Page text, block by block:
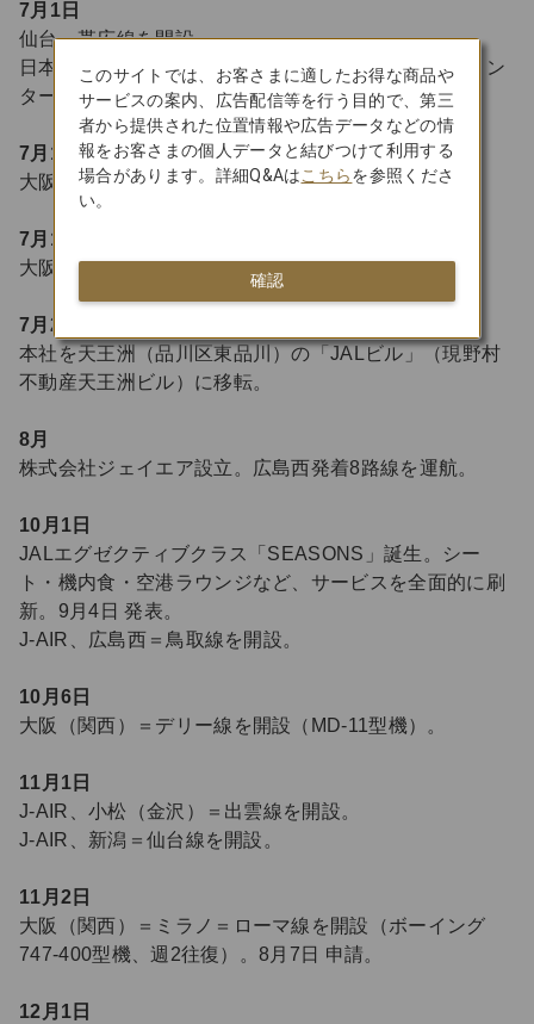
7月1日
仙台＝帯広線を開設。
日本の航空会社では初めて、国内線全便を対象に、イン
ターネットでの予約サービス（24時間）を開始。
7月15日
大阪（関西）＝フランクフルト線を開設。
7月19日
大阪（関西）＝函館線、札幌＝新潟線を開設。
7月27日
本社を天王洲（品川区東品川）の「JALビル」（現野村
不動産天王洲ビル）に移転。
8月
株式会社ジェイエア設立。広島西発着8路線を運航。
10月1日
JALエグゼクティブクラス「SEASONS」誕生。シー
ト・機内食・空港ラウンジなど、サービスを全面的に刷
新。9月4日 発表。
J-AIR、広島西＝鳥取線を開設。
10月6日
大阪（関西）＝デリー線を開設（MD-11型機）。
11月1日
J-AIR、小松（金沢）＝出雲線を開設。
J-AIR、新潟＝仙台線を開設。
11月2日
大阪（関西）＝ミラノ＝ローマ線を開設（ボーイング
747-400型機、週2往復）。8月7日 申請。
12月1日
このサイトでは、お客さまに適したお得な商品や
サービスの案内、広告配信等を行う目的で、第三
者から提供された位置情報や広告データなどの情
報をお客さまの個人データと結びつけて利用する
場合があります。詳細Q&Aはこちらを参照くださ
い。
確認